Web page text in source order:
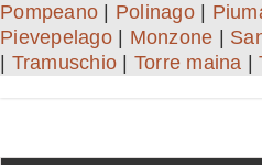
Pompeano
Polinago|
Pievepelago| Monzone
Tramuschio Torre maina |